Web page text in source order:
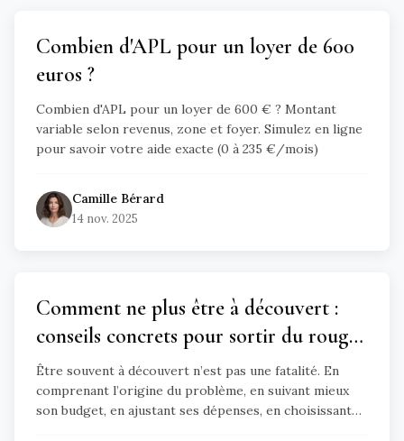
Combien d'APL pour un loyer de 600
euros ?
Combien d'APL pour un loyer de 600 € ? Montant
variable selon revenus, zone et foyer. Simulez en ligne
pour savoir votre aide exacte (0 à 235 €/mois)
Camille Bérard
14 nov. 2025
Comment ne plus être à découvert :
conseils concrets pour sortir du rouge
et garder l’équilibre
Être souvent à découvert n’est pas une fatalité. En
comprenant l’origine du problème, en suivant mieux
son budget, en ajustant ses dépenses, en choisissant